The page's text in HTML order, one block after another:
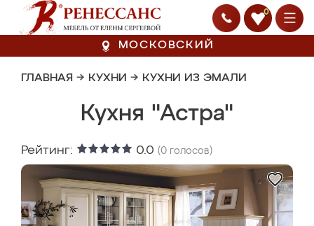
0
МОСКОВСКИЙ
ГЛАВНАЯ → КУХНИ → КУХНИ ИЗ ЭМАЛИ
Кухня "Астра"
Рейтинг: 0.0 (0 голосов)